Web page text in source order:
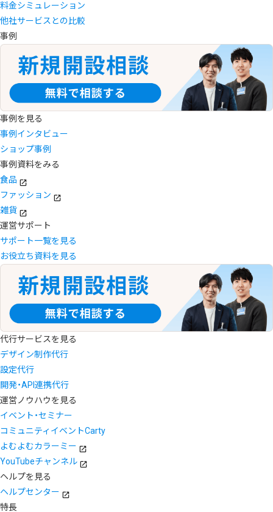
料金シミュレーション
他社サービスとの比較
事例
事例を見る
事例インタビュー
ショップ事例
事例資料をみる
食品
ファッション
雑貨
運営サポート
サポート一覧を見る
お役立ち資料を見る
代行サービスを見る
デザイン制作代行
設定代行
開発・API連携代行
運営ノウハウを見る
イベント・セミナー
コミュニティイベントCarty
よむよむカラーミー
YouTubeチャンネル
ヘルプを見る
ヘルプセンター
特長